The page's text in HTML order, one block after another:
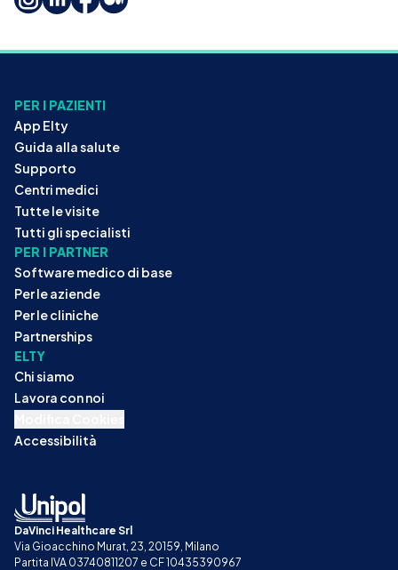
PER I PAZIENTI
App Elty
Guida alla salute
Supporto
Centri medici
Tutte le visite
Tutti gli specialisti
PER I PARTNER
Software medico di base
Per le aziende
Per le cliniche
Partnerships
ELTY
Chi siamo
Lavora con noi
Accessibilità
DaVinci Healthcare Srl
Via Gioacchino Murat, 23, 20159, Milano
Partita IVA 03740811207 e CF 10435390967